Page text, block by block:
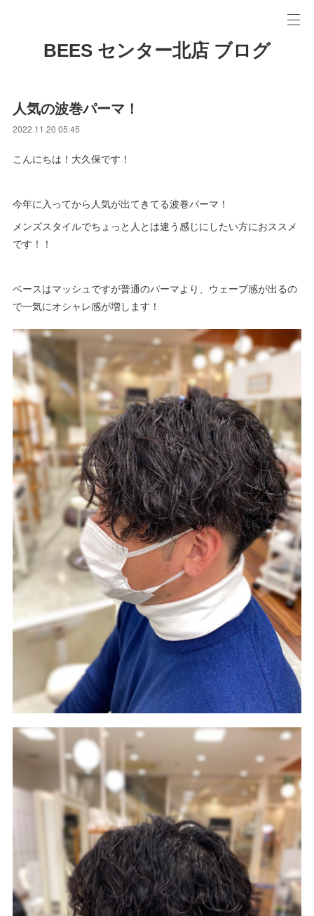
BEES センター北店 ブログ
人気の波巻パーマ！
2022.11.20 05:45
こんにちは！大久保です！
今年に入ってから人気が出てきてる波巻パーマ！
メンズスタイルでちょっと人とは違う感じにしたい方におススメ
です！！
ベースはマッシュですが普通のパーマより、ウェーブ感が出るの
で一気にオシャレ感が増します！